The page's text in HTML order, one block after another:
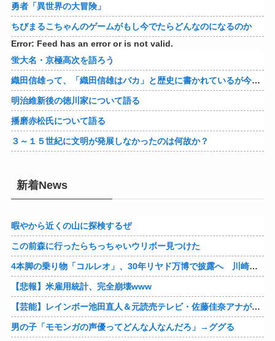
勇者「異世界の大冒険」
ちびまるこちゃんのゲームがもし今でたらどんなのになるのか
Error: Feed has an error or is not valid.
蛍大名・京極高次を語ろう
織田信雄って、「織田信雄はバカ」と歴史に書かれているが今まで家が残っているんでバカではないよな？
明治維新後の徳川家について語る
播磨赤松氏について語る
３～１５世紀に文明が発展しなかったのは何故か？
新着News
暇やから近くの山に探検するぜ
この前森に行ったらちっちゃいウリボー見つけた
4本脚の乗り物「コルレオ」、30年リヤド万博で披露へ 川崎重工が35年発売目指す
【悲報】米雇用統計、完全崩壊www
【芸能】レインボー池田直人＆元読売テレビ・佐藤佳奈アナが結婚
男の子「モモンガの声優ってどんな人なんだろ」→ググる